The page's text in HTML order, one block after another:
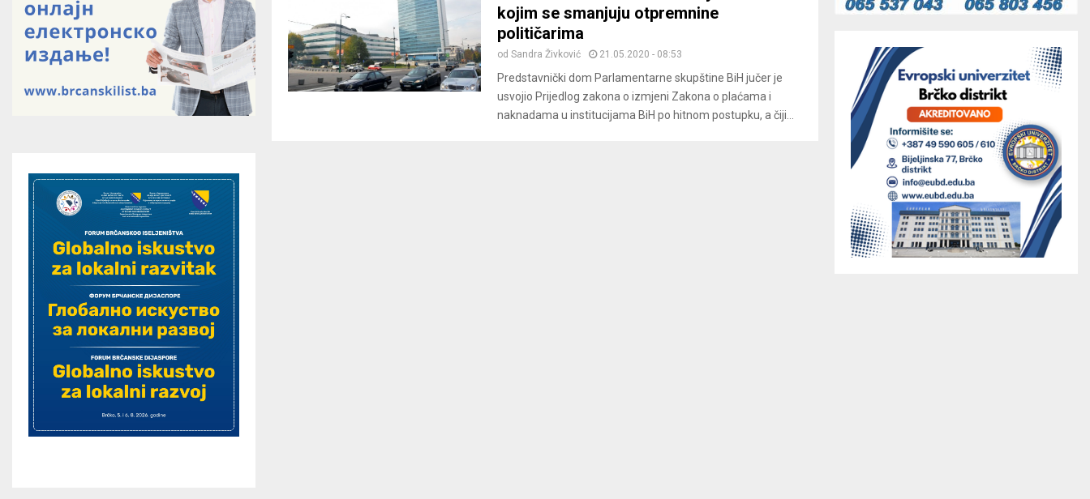
kojim se smanjuju otpremnine
političarima
od Sandra Živković 21.05.2020 - 08:53
Predstavnički dom Parlamentarne skupštine BiH jučer je
usvojio Prijedlog zakona o izmjeni Zakona o plaćama i
naknadama u institucijama BiH po hitnom postupku, a čiji...